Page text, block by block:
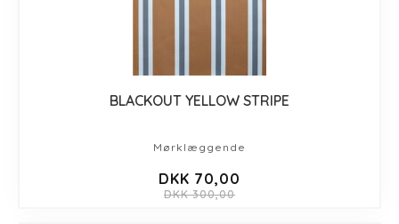
BLACKOUT YELLOW STRIPE
Mørklæggende
DKK 70,00
DKK 300,00